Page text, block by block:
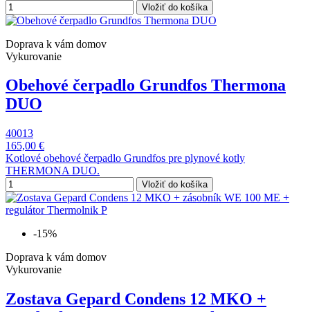
Vložiť do košíka
Doprava k vám domov
Vykurovanie
Obehové čerpadlo Grundfos Thermona
DUO
40013
165,00 €
Kotlové obehové čerpadlo Grundfos pre plynové kotly
THERMONA DUO.
Vložiť do košíka
-15%
Doprava k vám domov
Vykurovanie
Zostava Gepard Condens 12 MKO +